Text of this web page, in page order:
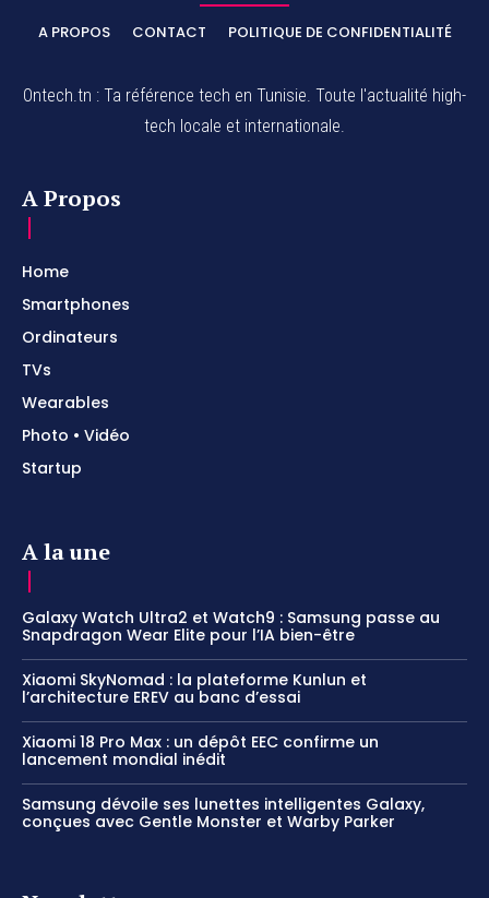
A PROPOS CONTACT POLITIQUE DE CONFIDENTIALITÉ
Ontech.tn : Ta référence tech en Tunisie. Toute l'actualité high-
tech locale et internationale.
A Propos
Home
Smartphones
Ordinateurs
TVs
Wearables
Photo • Vidéo
Startup
A la une
Galaxy Watch Ultra2 et Watch9 : Samsung passe au
Snapdragon Wear Elite pour l’IA bien-être
Xiaomi SkyNomad : la plateforme Kunlun et
l’architecture EREV au banc d’essai
Xiaomi 18 Pro Max : un dépôt EEC confirme un
lancement mondial inédit
Samsung dévoile ses lunettes intelligentes Galaxy,
conçues avec Gentle Monster et Warby Parker